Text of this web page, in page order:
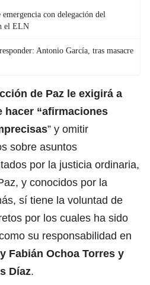
con delegación del
el ELN
Antonio García, tras masacre
de Paz le exigirá a
hacer “afirmaciones
” y omitir
sobre asuntos
por la justicia ordinaria,
y conocidos por la
sí tiene la voluntad de
por los cuales ha sido
su responsabilidad en
Fabián Ochoa Torres y
Díaz.